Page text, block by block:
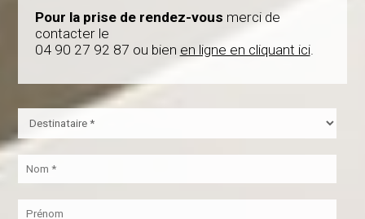
Pour la prise de rendez-vous merci de
contacter le
04 90 27 92 87 ou bien en ligne en cliquant ici.